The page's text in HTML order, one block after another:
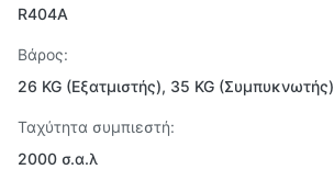
R404A
Βάρος:
26 KG (Εξατμιστής), 35 KG (Συμπυκνωτής)
Ταχύτητα συμπιεστή:
2000 σ.α.λ